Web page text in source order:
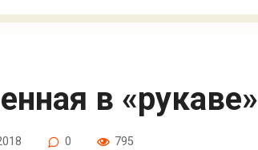
в «рукаве»
0 795